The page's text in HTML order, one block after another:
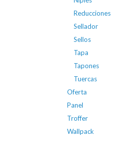
Reducciones
Sellador
Sellos
Tapa
Tapones
Tuercas
Oferta
Panel
Troffer
Wallpack